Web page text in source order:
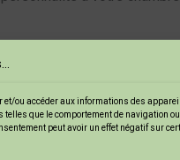
ou accéder aux informations des
que le comportement de navigation
peut avoir un effet négatif sur
Chaque tête de lit
nœuds pour obtenir l’effet